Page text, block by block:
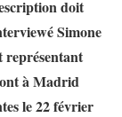
doit
Simone
représentant
à Madrid
le 22 février